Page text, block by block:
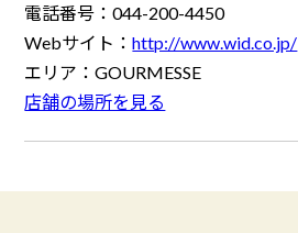
電話番号：044-200-4450
Webサイト：http://www.wid.co.jp/
エリア：GOURMESSE
店舗の場所を見る